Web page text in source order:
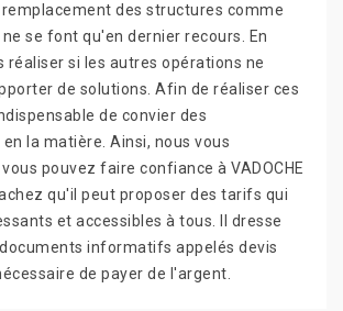
remplacement des structures comme
se font qu'en dernier recours. En
si les autres opérations ne
de solutions. Afin de réaliser ces
de convier des
la matière. Ainsi, nous vous
pouvez faire confiance à VADOCHE
qu'il peut proposer des tarifs qui
et accessibles à tous. Il dresse
informatifs appelés devis
de payer de l'argent.